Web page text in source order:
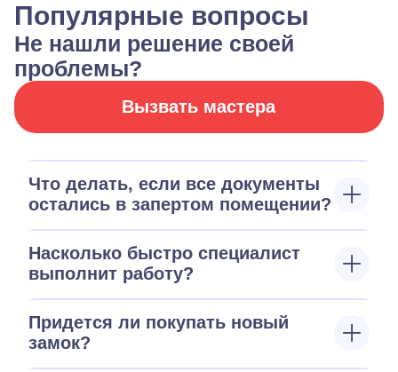
Популярные вопросы
Не нашли решение своей
проблемы?
Вызвать мастера
Что делать, если все документы
остались в запертом помещении?
Насколько быстро специалист
выполнит работу?
Придется ли покупать новый
замок?